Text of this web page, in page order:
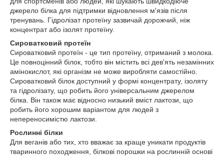
джерело білка для підтримки відновлення м'язів після
тренувань. Гідролізат протеїну зазвичай дорожчий, ніж
концентрат або ізолят протеїну.
Сироватковий протеїн
Сироватковий протеїн - це тип протеїну, отриманий з молока.
Це повноцінний білок, тобто він містить всі дев'ять незамінних
амінокислот, які організм не може виробляти самостійно.
Сироватковий білок доступний у формі концентрату, ізоляту
та гідролізату, що робить його універсальним джерелом
білка. Він також має відносно низький вміст лактози, що
робить його хорошим варіантом для людей з
непереносимістю лактози.
Рослинні білки
Для веганів або тих, хто вважає за краще уникати продуктів
тваринного походження, білкові порошки на рослинній основі